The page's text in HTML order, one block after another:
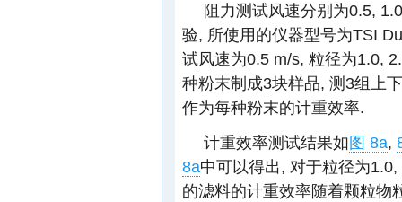
阻力测试风速分别为0.5,
验, 所使用的仪器型号为TSI
试风速为0.5 m/s, 粒径为1.0,
种粉末制成3块样品, 测3组上
作为每种粉末的计重效率.
计重效率测试结果如图 8a,
8a中可以得出, 对于粒径为
的滤料的计重效率随着颗粒物